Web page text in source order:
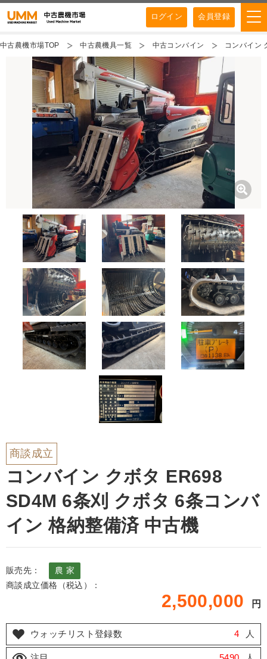
ログイン 会員登録
中古農機市場TOP 中古農機具一覧 中古コンバイン コンバイン
商談成立
コンバイン クボタ ER698
SD4M 6条刈 クボタ 6条コンバ
イン 格納整備済 中古機
販売先：
農 家
商談成立価格（税込）：
2,500,000 円
ウォッチリスト登録数 4 人